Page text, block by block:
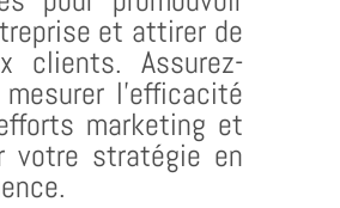
et attirer de
clients. Assurez-
l’efficacité
marketing et
votre stratégie en